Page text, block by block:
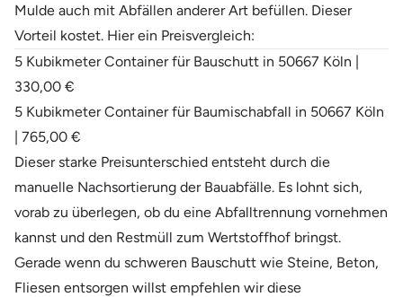
Mulde auch mit Abfällen anderer Art befüllen. Dieser
Vorteil kostet. Hier ein Preisvergleich:
5 Kubikmeter Container für Bauschutt in 50667 Köln |
330,00 €
5 Kubikmeter Container für Baumischabfall in 50667 Köln
| 765,00 €
Dieser starke Preisunterschied entsteht durch die
manuelle Nachsortierung der Bauabfälle. Es lohnt sich,
vorab zu überlegen, ob du eine Abfalltrennung vornehmen
kannst und den Restmüll zum Wertstoffhof bringst.
Gerade wenn du schweren Bauschutt wie Steine, Beton,
Fliesen entsorgen willst empfehlen wir diese